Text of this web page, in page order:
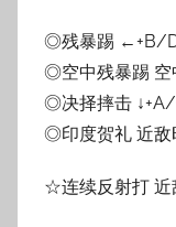
◎残暴踢 ←+B/
◎空中残暴踢
◎决择摔击
◎印度贺礼 近敌
☆连续反射打 近